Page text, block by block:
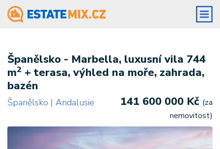
Španělsko - Marbella, luxusní vila 744
m2 + terasa, výhled na moře, zahrada,
bazén
Španělsko | Andalusie 141 600 000 Kč (za
nemovitost)